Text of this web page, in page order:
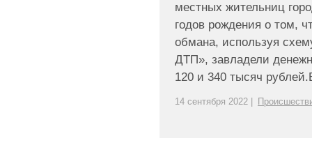
местных жительниц
годов рождения о том,
обмана, используя
ДТП», завладели
120 и 340 тысяч
14 сентября 2022 |